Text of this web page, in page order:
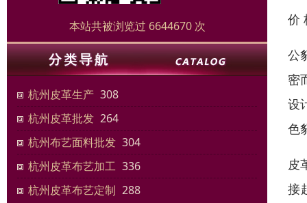
本站共被浏览过 6644670 次
杭州皮革生产 308
杭州皮革批发 264
杭州布艺面料批发 304
杭州皮革布艺加工 336
杭州皮革布艺定制 288
价
公
密
设
色
皮
接